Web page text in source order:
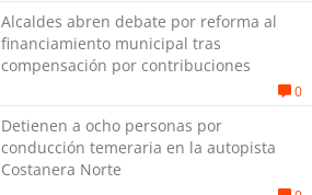
Alcaldes abren debate por reforma al
financiamiento municipal tras
compensación por contribuciones
0
Detienen a ocho personas por
conducción temeraria en la autopista
Costanera Norte